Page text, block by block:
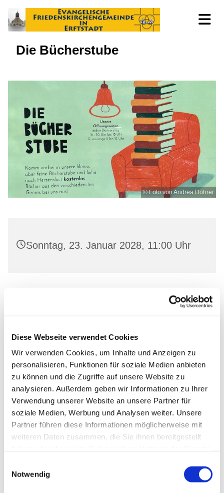
Diese Webseite verwendet Cookies
Wir verwenden Cookies, um Inhalte und Anzeigen zu
personalisieren, Funktionen für soziale Medien anbieten
zu können und die Zugriffe auf unsere Website zu
analysieren. Außerdem geben wir Informationen zu Ihrer
Verwendung unserer Website an unsere Partner für
soziale Medien, Werbung und Analysen weiter. Unsere
Partner führen diese Informationen möglicherweise mit
weiteren Daten zusammen, die Sie ihnen bereitgestellt
Notwendig
Die Bücherstube
© Foto von Andrea Döhrer
Sonntag, 23. Januar 2028, 11:00 Uhr
Leihen Sie in freundlicher Atmosphäre aktuelle
Dies könnte Sie auch
interessieren